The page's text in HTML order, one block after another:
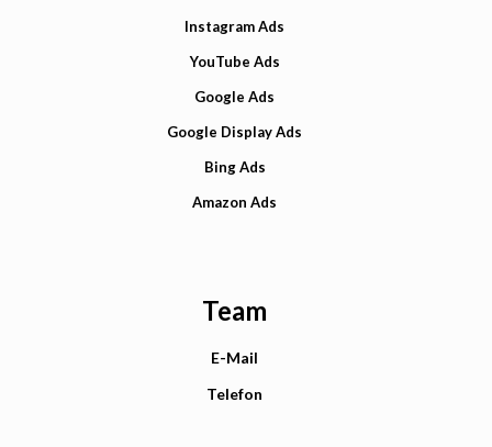
Instagram Ads
YouTube Ads
Google Ads
Google Display Ads
Bing Ads
Amazon Ads
Team
E-Mail
Telefon